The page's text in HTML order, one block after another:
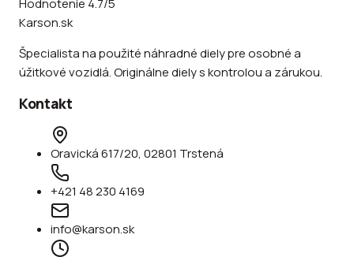
Hodnotenie 4.7/5
Karson.sk
Špecialista na použité náhradné diely pre osobné a
úžitkové vozidlá. Originálne diely s kontrolou a zárukou.
Kontakt
Oravická 617/20, 02801 Trstená
+421 48 230 4169
info@karson.sk